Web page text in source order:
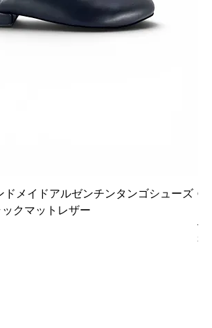
メイドアルゼンチンタンゴシューズ
クマットレザー
価